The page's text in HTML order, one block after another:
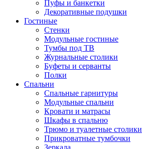
Пуфы и банкетки
Декоративные подушки
Гостиные
Стенки
Модульные гостиные
Тумбы под ТВ
Журнальные столики
Буфеты и серванты
Полки
Спальни
Спальные гарнитуры
Модульные спальни
Кровати и матрасы
Шкафы в спальню
Трюмо и туалетные столики
Прикроватные тумбочки